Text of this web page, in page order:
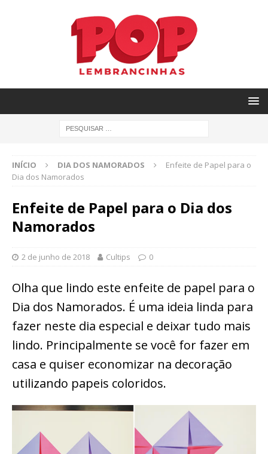
INÍCIO DIA DOS NAMORADOS
Enfeite de Papel para o
Dia dos Namorados
Enfeite de Papel para o Dia dos
Namorados
2 de junho de 2018 Cultips 0
Olha que lindo este enfeite de papel para o
Dia dos Namorados. É uma ideia linda para
fazer neste dia especial e deixar tudo mais
lindo. Principalmente se você for fazer em
casa e quiser economizar na decoração
utilizando papeis coloridos.